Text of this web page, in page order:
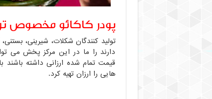
پودر کاکائو مخصوص
تولید کنندگان شکلات، شیرینی،
دارند را ما در این مرکز پخش می
قیمت تمام شده ارزانی داشته باشند
هایی را ارزان تهیه کرد.